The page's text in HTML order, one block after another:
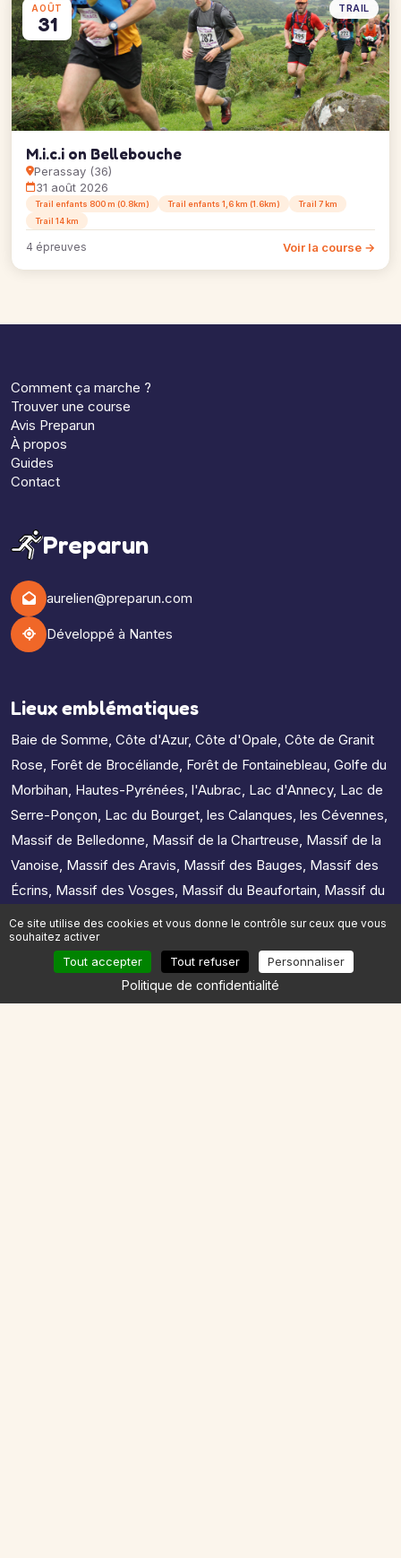
AOÛT
31
TRAIL
M.i.c.i on Bellebouche
Perassay (36)
31 août 2026
Trail enfants 800 m (0.8km) Trail enfants 1,6 km (1.6km)
Trail 7 km
Trail 14 km
4 épreuves Voir la course →
Comment ça marche ?
Trouver une course
Avis Preparun
À propos
Guides
Contact
Preparun
aurelien@preparun.com
Développé à Nantes
Lieux emblématiques
Baie de Somme, Côte d'Azur, Côte d'Opale, Côte de Granit
Rose, Forêt de Brocéliande, Forêt de Fontainebleau, Golfe du
Morbihan, Hautes-Pyrénées, l'Aubrac, Lac d'Annecy, Lac de
Serre-Ponçon, Lac du Bourget, les Calanques, les Cévennes,
Massif de Belledonne, Massif de la Chartreuse, Massif de la
Vanoise, Massif des Aravis, Massif des Bauges, Massif des
Écrins, Massif des Vosges, Massif du Beaufortain, Massif du
Canigou, Massif du Jura , Massif du Mercantour
Mont-Blanc,Massif du Queyras
Presqu'île de Crozon, Pyrénées ariégeoises
Ce site utilise des cookies et vous donne le contrôle sur ceux que vous
souhaitez activer
Tout accepter Tout refuser Personnaliser
Politique de confidentialité